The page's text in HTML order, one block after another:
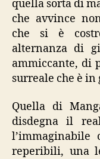
quella sorta di
che avvince
che si è
alternanza di
ammiccante, di
surreale che è
Quella di
disdegna il
reperibili, una